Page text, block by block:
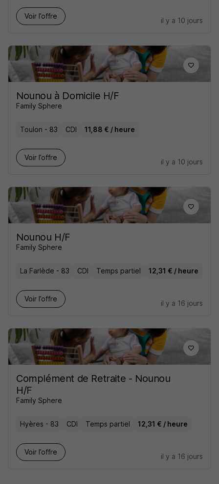
Voir l’offre
il y a 10 jours
Nounou à Domicile H/F
Family Sphere
Toulon - 83 CDI 11,88 € / heure
Voir l’offre
il y a 10 jours
Nounou H/F
Family Sphere
La Farlède - 83 CDI Temps partiel 12,31 € / heure
Voir l’offre
il y a 16 jours
Complément de Retraite - Nounou
H/F
Family Sphere
Hyères - 83 CDI Temps partiel 12,31 € / heure
Voir l’offre
il y a 16 jours